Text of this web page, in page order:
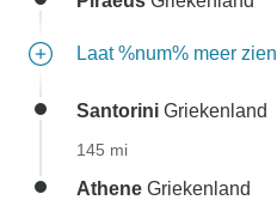
Laat %num% meer zien
Santorini Griekenland
145 mi
Athene Griekenland